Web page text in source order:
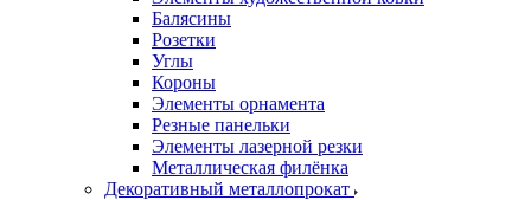
Балясины
Розетки
Углы
Короны
Элементы орнамента
Резные панельки
Элементы лазерной резки
Металлическая филёнка
Декоративный металлопрокат